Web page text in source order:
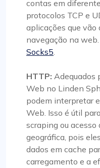
contas em
protocolos TCP e
aplicações que vão
navegação na
Socks5.
HTTP: Adequados
Web no Linden
podem interpretar
Web. Isso é útil
scraping ou acesso
geográfica, pois
dados em cache
carregamento e a